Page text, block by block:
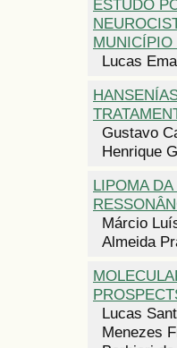
ESTUDO
MUNICÍPIO
Lucas
Gustavo
Henrique
LIPOMA
Márcio
Almeida
Lucas
Menezes